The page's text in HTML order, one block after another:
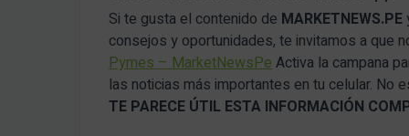
Si te gusta el contenido de MARKETNEWS.PE
consejos y oportunidades, te invitamos a que
Pymes – MarketNewsPeActiva la campana
las noticias más importantes en tu celular. No
TE PARECE ÚTIL ESTA INFORMACIÓN